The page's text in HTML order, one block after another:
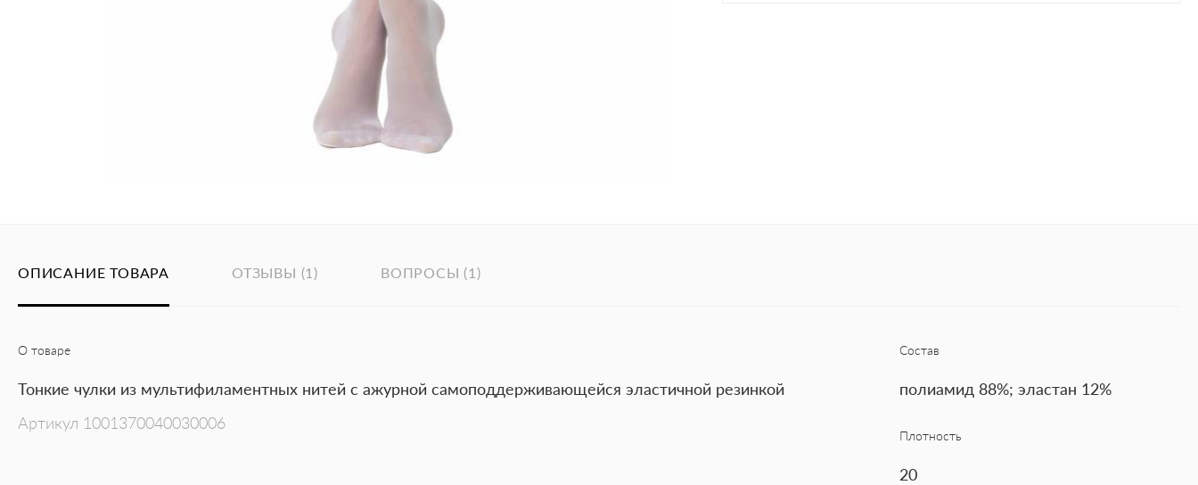
ОПИСАНИЕ ТОВАРА ОТЗЫВЫ (1) ВОПРОСЫ (1)
О товаре
Тонкие чулки из мультифиламентных нитей с ажурной самоподдерживающейся эластичной резинкой
Артикул 1001370040030006
Состав
полиамид 88%; эластан 12%
Плотность
20